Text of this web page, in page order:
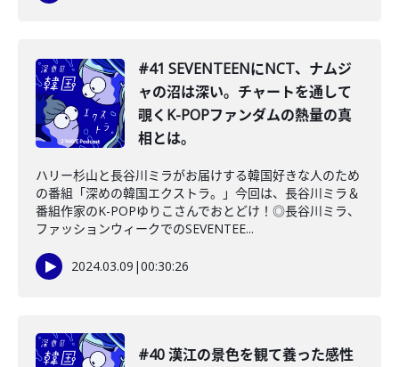
#41 SEVENTEENにNCT、ナムジ
ャの沼は深い。チャートを通して
覗くK-POPファンダムの熱量の真
相とは。
ハリー杉山と長谷川ミラがお届けする韓国好きな人のため
の番組「深めの韓国エクストラ。」今回は、長谷川ミラ＆
番組作家のK-POPゆりこさんでおとどけ！◎長谷川ミラ、
ファッションウィークでのSEVENTEE...
2024.03.09 |00:30:26
#40 漢江の景色を観て養った感性